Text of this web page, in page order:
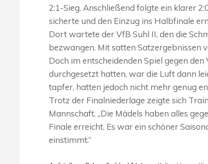
2:1-Sieg. Anschließend folgte ein klarer
sicherte und den Einzug ins Halbfinale
Dort wartete der VfB Suhl II, den die
bezwangen. Mit satten Satzergebnissen
Doch im entscheidenden Spiel gegen
durchgesetzt hatten, war die Luft dann
tapfer, hatten jedoch nicht mehr genug
Trotz der Finalniederlage zeigte sich
Mannschaft. „Die Mädels haben alles
Finale erreicht. Es war ein schöner
einstimmt.“